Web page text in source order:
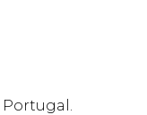
Portugal.